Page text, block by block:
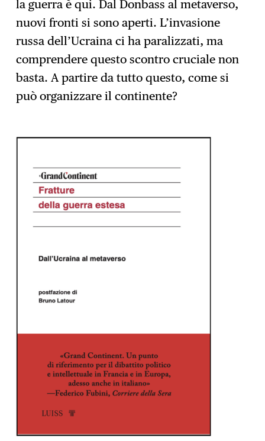
la guerra è qui. Dal Donbass al metaverso,
nuovi fronti si sono aperti. L’invasione
russa dell’Ucraina ci ha paralizzati, ma
comprendere questo scontro cruciale non
basta. A partire da tutto questo, come si
può organizzare il continente?